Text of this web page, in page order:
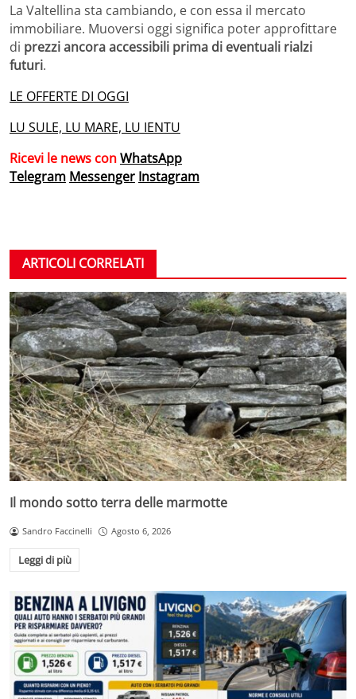
La Valtellina sta cambiando, e con essa il mercato
immobiliare. Muoversi oggi significa poter approfittare
di prezzi ancora accessibili prima di eventuali rialzi
futuri.
LE OFFERTE DI OGGI
LU SULE, LU MARE, LU IENTU
Ricevi le news conWhatsApp
Telegram Messenger Instagram
ARTICOLI CORRELATI
Il mondo sotto terra delle marmotte
Sandro Faccinelli Agosto 6, 2026
Leggi di più